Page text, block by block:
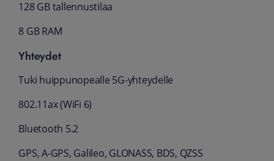
128 GB tallennustilaa
8 GB RAM
Yhteydet
Tuki huippunopealle 5G-yhteydelle
802.11ax (WiFi 6)
Bluetooth 5.2
GPS, A-GPS, Galileo, GLONASS, BDS, QZSS